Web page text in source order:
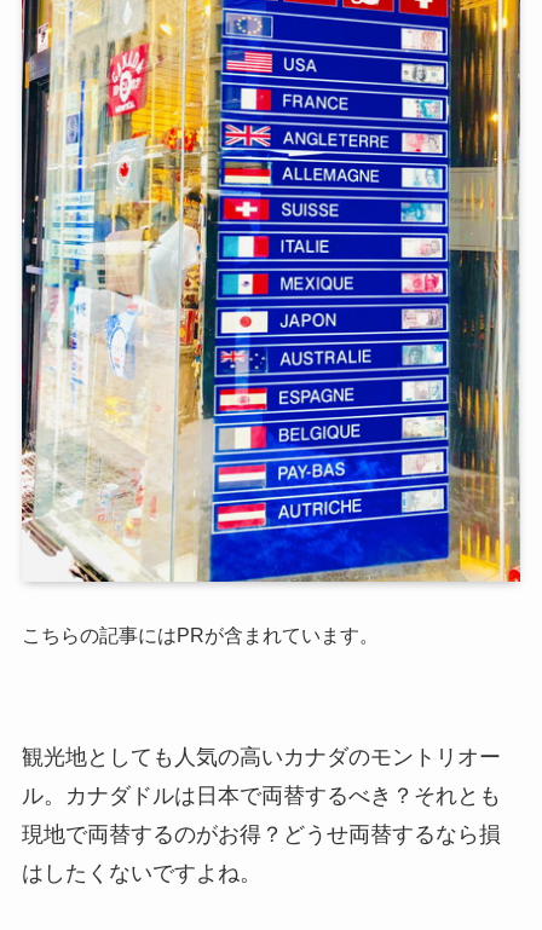
こちらの記事にはPRが含まれています。
観光地としても人気の高いカナダのモントリオー
ル。カナダドルは日本で両替するべき？それとも
現地で両替するのがお得？どうせ両替するなら損
はしたくないですよね。